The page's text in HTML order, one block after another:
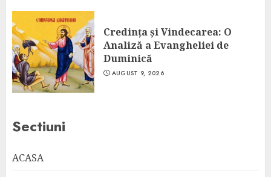
Credința și Vindecarea: O
Analiză a Evangheliei de
Duminică
AUGUST 9, 2026
Sectiuni
ACASA